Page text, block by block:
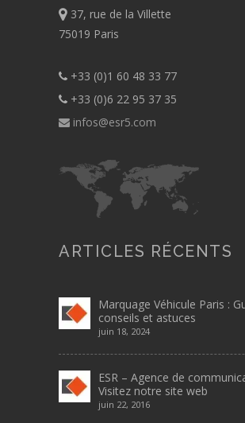
37, rue de la Villette
75019 Paris
+33 (0)1 60 48 33 77
+33 (0)6 22 95 37 35
infos@esr5.com
ARTICLES RÉCENTS
Marquage Véhicule Paris :
conseils et astuces
juin 18, 2024
ESR – Agence de
Visitez notre site web
juin 22, 2016